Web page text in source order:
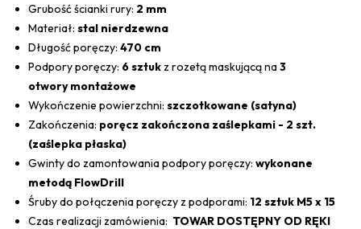
Grubość ścianki rury: 2 mm
Materiał: stal nierdzewna
Długość poręczy: 470 cm
Podpory poręczy: 6 sztuk z rozetą maskującą na3
otwory montażowe
Wykończenie powierzchni: szczotkowane (satyna)
Zakończenia: poręcz zakończona zaślepkami - 2 szt.
(zaślepka płaska)
Gwinty do zamontowania podpory poręczy: wykonane
metodą FlowDrill
Śruby do połączenia poręczy z podporami: 12 sztuk M5 x 15
Czas realizacji zamówienia: TOWAR DOSTĘPNY OD RĘKI